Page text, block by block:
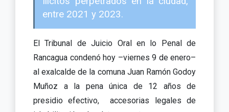
entre 2021 y 2023.
El Tribunal de Juicio Oral en lo Penal de
Rancagua condenó hoy –viernes 9 de enero–
al exalcalde de la comuna Juan Ramón Godoy
Muñoz a la pena única de 12 años de
presidio efectivo, accesorias legales de